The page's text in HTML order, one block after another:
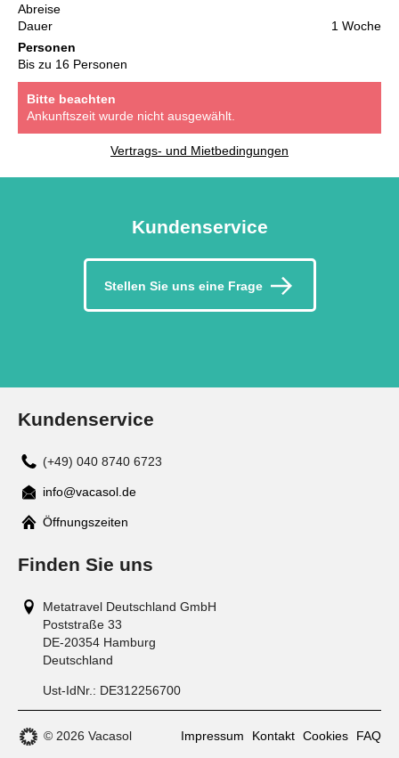
Abreise
Dauer
1 Woche
Personen
Bis zu 16 Personen
Bitte beachten
Ankunftszeit wurde nicht ausgewählt.
Vertrags- und Mietbedingungen
Kundenservice
Stellen Sie uns eine Frage
Kundenservice
(+49) 040 8740 6723
Mail
info@vacasol.de
Öffnungszeiten
Finden Sie uns
Metatravel Deutschland GmbH
Poststraße 33
DE-20354 Hamburg
Deutschland
Ust-IdNr.: DE312256700
© 2026 Vacasol Impressum Kontakt Cookies FAQ